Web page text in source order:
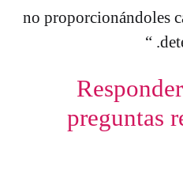
no proporcionándoles
5.
preguntas